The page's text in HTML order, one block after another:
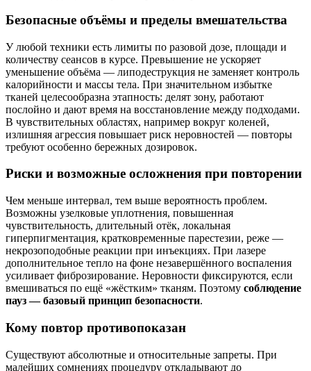
Безопасные объёмы и пределы вмешательства
У любой техники есть лимиты по разовой дозе, площади и
количеству сеансов в курсе. Превышение не ускоряет
уменьшение объёма — липодеструкция не заменяет контроль
калорийности и массы тела. При значительном избытке
тканей целесообразна этапность: делят зону, работают
послойно и дают время на восстановление между подходами.
В чувствительных областях, например вокруг коленей,
излишняя агрессия повышает риск неровностей — повторы
требуют особенно бережных дозировок.
Риски и возможные осложнения при повторении
Чем меньше интервал, тем выше вероятность проблем.
Возможны узелковые уплотнения, повышенная
чувствительность, длительный отёк, локальная
гиперпигментация, кратковременные парестезии, реже —
некрозоподобные реакции при инъекциях. При лазере
дополнительное тепло на фоне незавершённого воспаления
усиливает фиброзирование. Неровности фиксируются, если
вмешиваться по ещё «жёстким» тканям. Поэтому соблюдение
пауз — базовый принцип безопасности.
Кому повтор противопоказан
Существуют абсолютные и относительные запреты. При
малейших сомнениях процедуру откладывают до